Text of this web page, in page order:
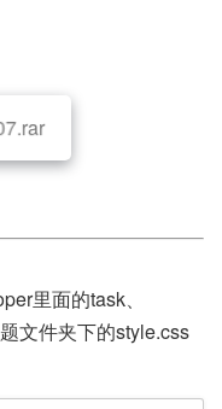
里面的task、
文件夹下的style.css